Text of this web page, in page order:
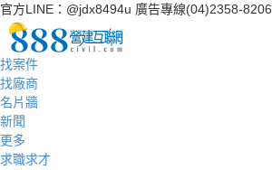
官方LINE：@jdx8494u 廣告專線(04)2358-8206
找案件
找廠商
名片牆
新聞
更多
求職求才